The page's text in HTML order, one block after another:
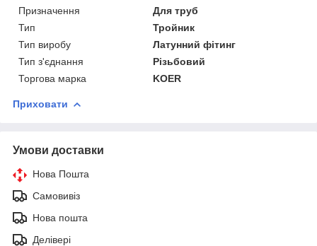
Призначення
Для труб
Тип
Тройник
Тип виробу
Латунний фітинг
Тип з'єднання
Різьбовий
Торгова марка
KOER
Приховати
Умови доставки
Нова Пошта
Самовивіз
Нова пошта
Делівері